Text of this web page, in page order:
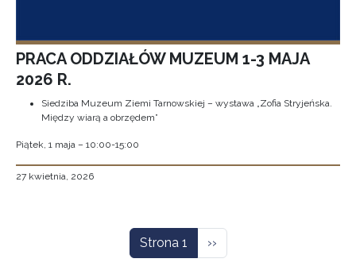
PRACA ODDZIAŁÓW MUZEUM 1-3 MAJA
2026 R.
Siedziba Muzeum Ziemi Tarnowskiej – wystawa „Zofia Stryjeńska.
Między wiarą a obrzędem”
Piątek, 1 maja – 10:00-15:00
27 kwietnia, 2026
Strona 1 Następna strona
››